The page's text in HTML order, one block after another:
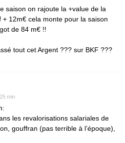
saison on rajoute la +value de la
+ 12m€ cela monte pour la saison
de 84 m€ !!
tout cet Argent ??? sur BKF ???
min
les revalorisations salariales de
gouffran (pas terrible à l’époque),